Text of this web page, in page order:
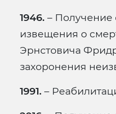
1946. – Получение
извещения о
Эрнстовича
захоронения
1991. –